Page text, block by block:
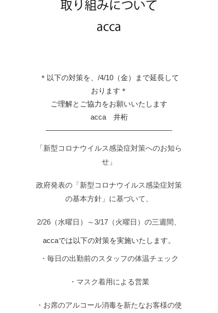
＊以下の対策を、/4/10（金）まで延長して
おります＊
ご理解とご協力をお願いいたします
acca 井桁
—————————————————-
「新型コロナウイルス感染症対策へのお知ら
せ」
政府発表の「新型コロナウイルス感染症対策
の基本方針」に基づいて、
2/26（水曜日）～3/17（火曜日）の三週間、
accaでは以下の対策を実施いたします。
・毎日の出勤前のスタッフの体温チェック
・マスク着用による営業
・お席のアルコール消毒を新たなお客様の使